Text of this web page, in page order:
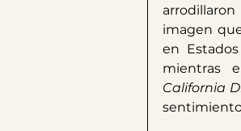
imagen
en
California
sentimiento